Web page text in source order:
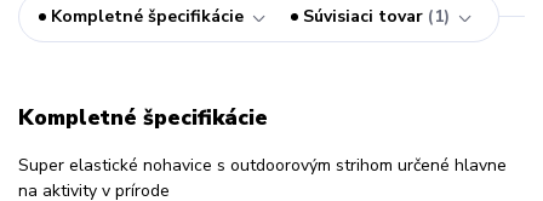
Kompletné špecifikácie Súvisiaci tovar 1
Kompletné špecifikácie
Super elastické nohavice s outdoorovým strihom určené hlavne
na aktivity v prírode